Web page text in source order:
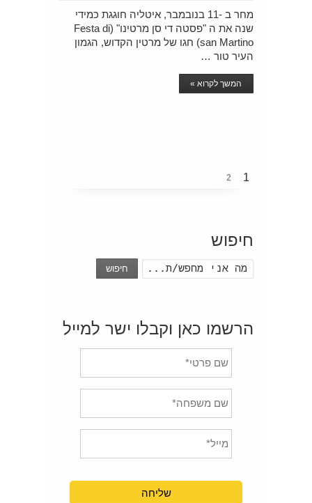
מחר ב -11 בנובמבר, איטליה חוגגת כמידי
שנה את ה "פסטה די סן מרטינו" (Festa di
san Martino) חגו של מרטין הקדוש, הגמון
העיר טור …
המשך לקרוא »
1
2
חיפוש
חיפוש
הרשמו כאן וקבלו ישר למייל